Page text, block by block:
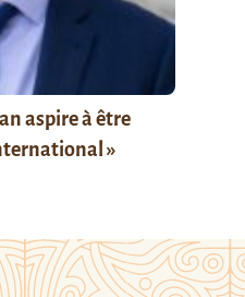
aspire à être
»